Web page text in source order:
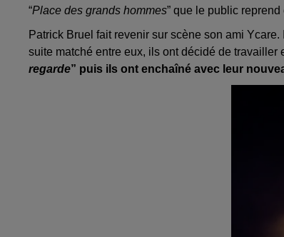
“Place des grands hommes” que le public
Patrick Bruel fait revenir sur scène son ami
suite matché entre eux, ils ont décidé de travailler
regarde” puis ils ont enchaîné avec leur